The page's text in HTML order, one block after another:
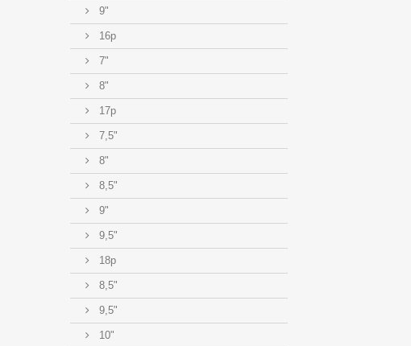
9"
16p
7"
8"
17p
7,5"
8"
8,5"
9"
9,5"
18p
8,5"
9,5"
10"